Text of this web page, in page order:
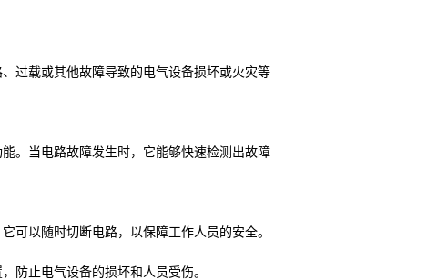
过载或其他故障导致的电气设备损坏或火灾等
。当电路故障发生时，它能够快速检测出故障
可以随时切断电路，以保障工作人员的安全。
防止电气设备的损坏和人员受伤。